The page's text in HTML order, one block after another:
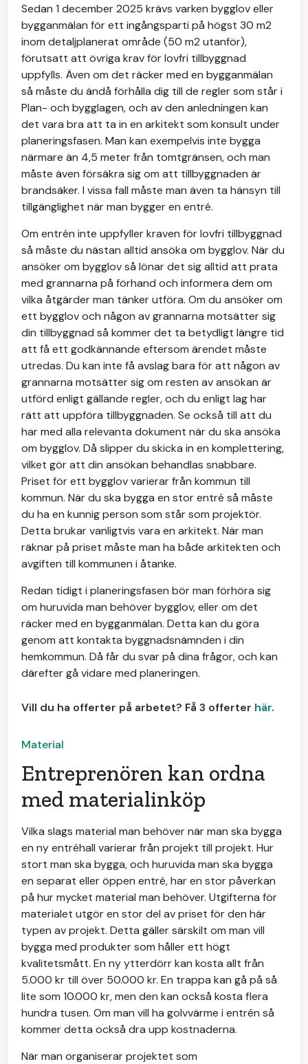
Sedan 1 december 2025 krävs varken bygglov eller
bygganmälan för ett ingångsparti på högst 30 m2
inom detaljplanerat område (50 m2 utanför),
förutsatt att övriga krav för lovfri tillbyggnad
uppfylls. Även om det räcker med en bygganmälan
så måste du ändå förhålla dig till de regler som står i
Plan- och bygglagen, och av den anledningen kan
det vara bra att ta in en arkitekt som konsult under
planeringsfasen. Man kan exempelvis inte bygga
närmare än 4,5 meter från tomtgränsen, och man
måste även försäkra sig om att tillbyggnaden är
brandsäker. I vissa fall måste man även ta hänsyn till
tillgänglighet när man bygger en entré.
Om entrén inte uppfyller kraven för lovfri tillbyggnad
så måste du nästan alltid ansöka om bygglov. När du
ansöker om bygglov så lönar det sig alltid att prata
med grannarna på förhand och informera dem om
vilka åtgärder man tänker utföra. Om du ansöker om
ett bygglov och någon av grannarna motsätter sig
din tillbyggnad så kommer det ta betydligt längre tid
att få ett godkännande eftersom ärendet måste
utredas. Du kan inte få avslag bara för att någon av
grannarna motsätter sig om resten av ansökan är
utförd enligt gällande regler, och du enligt lag har
rätt att uppföra tillbyggnaden. Se också till att du
har med alla relevanta dokument när du ska ansöka
om bygglov. Då slipper du skicka in en komplettering,
vilket gör att din ansökan behandlas snabbare.
Priset för ett bygglov varierar från kommun till
kommun. När du ska bygga en stor entré så måste
du ha en kunnig person som står som projektör.
Detta brukar vanligtvis vara en arkitekt. När man
räknar på priset måste man ha både arkitekten och
avgiften till kommunen i åtanke.
Redan tidigt i planeringsfasen bör man förhöra sig
om huruvida man behöver bygglov, eller om det
räcker med en bygganmälan. Detta kan du göra
genom att kontakta byggnadsnämnden i din
hemkommun. Då får du svar på dina frågor, och kan
därefter gå vidare med planeringen.
Vill du ha offerter på arbetet? Få 3 offerter här.
Material
Entreprenören kan ordna
med materialinköp
Vilka slags material man behöver när man ska bygga
en ny entréhall varierar från projekt till projekt. Hur
stort man ska bygga, och huruvida man ska bygga
en separat eller öppen entré, har en stor påverkan
på hur mycket material man behöver. Utgifterna för
materialet utgör en stor del av priset för den här
typen av projekt. Detta gäller särskilt om man vill
bygga med produkter som håller ett högt
kvalitetsmått. En ny ytterdörr kan kosta allt från
5.000 kr till över 50.000 kr. En trappa kan gå på så
lite som 10.000 kr, men den kan också kosta flera
hundra tusen. Om man vill ha golvvärme i entrén så
kommer detta också dra upp kostnaderna.
När man organiserar projektet som